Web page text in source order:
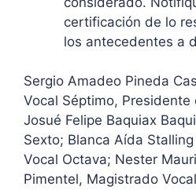
certificación de lo
los antecedentes a
Sergio Amadeo Pineda
Vocal Séptimo, Presidente
Josué Felipe Baquiax
Sexto; Blanca Aída
Vocal Octava; Nester
Pimentel, Magistrado